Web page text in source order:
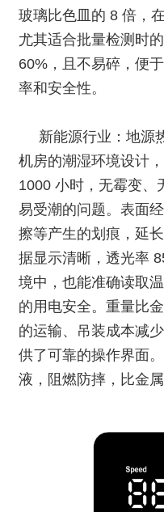
玻璃比色皿的 8 倍，
尤其适合批量检测时
60%，且不易碎，便
率和安全性。
新能源行业：地源
机房的潮湿环境设计
1000 小时，无霉变、
易受潮的问题。表面
擦等产生的划痕，延
据显示清晰，透光率
境中，也能准确读取
的用电安全。重量比
的运输、吊装成本减
供了可靠的操作界面
液，阻燃防摔，比金属